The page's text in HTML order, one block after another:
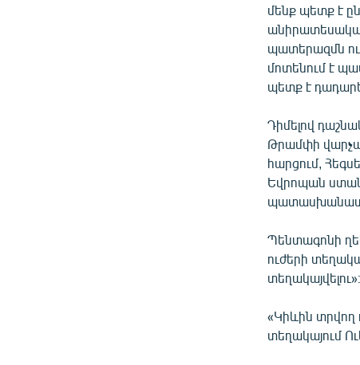
մենք պետք է
պատերազմն ու
մոտենում է
պետք է
Դիմելով
Թրամփի
հարցում,
Եվրոպան
Պենտագոնի
ուժերի
տեղակայվելու»։
«Կիևին տրվող
տեղակայում